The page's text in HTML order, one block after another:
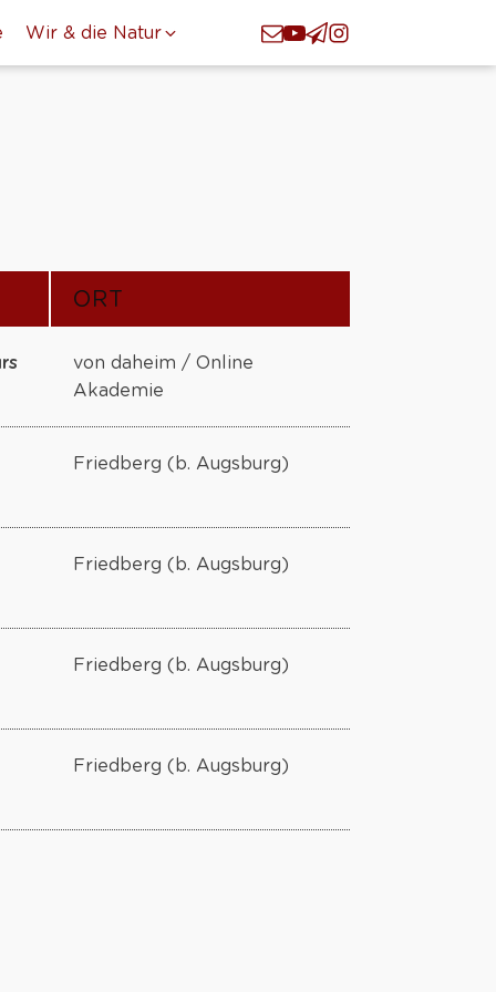
Wir & die Natur
ORT
von daheim / Online
Akademie
Friedberg (b. Augsburg)
Friedberg (b. Augsburg)
Friedberg (b. Augsburg)
Friedberg (b. Augsburg)